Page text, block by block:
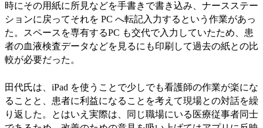
時にその用紙に所見などを手書きで書き込み、ナースステー
ションに戻ってそれを PC へ転記入力するという作業があっ
た。スペースを専有するPC も交代で入力していたため、患
者の血液検査データなどを見るにも印刷して過去の紙との比
較が必要だった。
田代氏は、iPad を使うことで少しでも看護師の作業が楽にな
ることと、患者に利益になることを考えて現場との対話を繰
り返した。とはいえ実際は、同じ職場にいる医療従事者同士